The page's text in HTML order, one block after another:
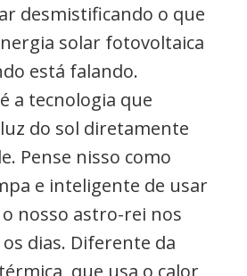
desmistificando o que
solar fotovoltaica
está falando.
a tecnologia que
do sol diretamente
Pense nisso como
e inteligente de usar
nosso astro-rei nos
dias. Diferente da
que usa o calor